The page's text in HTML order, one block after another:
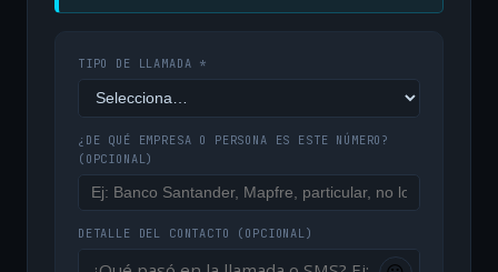
TIPO DE LLAMADA *
¿DE QUÉ EMPRESA O PERSONA ES ESTE NÚMERO?
(OPCIONAL)
DETALLE DEL CONTACTO (OPCIONAL)